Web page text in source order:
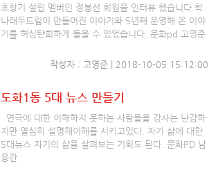
초창기 설립 멤버인 정봉선 회원을 인터뷰 했습니다.학
나래두드림이 만들어진 이야기와 5년째 운영해 온 이야
기를 허심탄회하게 들을 수 있었습니다. 문화pd 고영준
작성자 : 고영준 | 2018-10-05 15:12:00
도화1동 5대 뉴스 만들기
연극에 대한 이해하지 못하는 사람들을 강사는 난감하
지만 열심히 설명해이해를 시키고있다. 자기 삶에 대한
5대뉴스 자기의 삶을 살펴보는 기회도 된다. 문화PD 남
용란